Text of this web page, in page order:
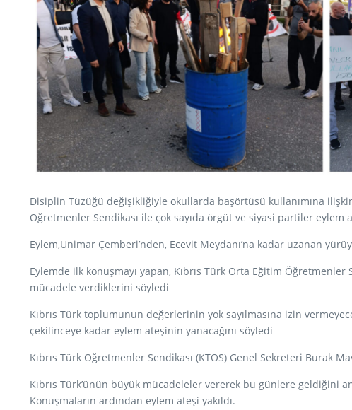
Disiplin Tüzüğü değişikliğiyle okullarda başörtüsü kullanımına
Öğretmenler Sendikası ile çok sayıda örgüt ve siyasi partiler eylem
Eylem,Ünimar Çemberi’nden, Ecevit Meydanı’na kadar uzanan
Eylemde ilk konuşmayı yapan, Kıbrıs Türk Orta Eğitim
mücadele verdiklerini söyledi
Kıbrıs Türk toplumunun değerlerinin yok sayılmasına izin
çekilinceye kadar eylem ateşinin yanacağını söyledi
Kıbrıs Türk Öğretmenler Sendikası (KTÖS) Genel Sekreteri
Kıbrıs Türk’ünün büyük mücadeleler vererek bu günlere geldiğini
Konuşmaların ardından eylem ateşi yakıldı.